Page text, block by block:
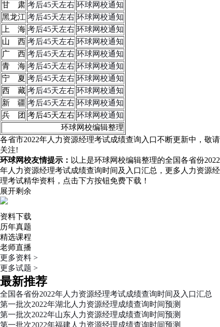
甘 肃 考后45天左右 环球网校通知
黑龙江 考后45天左右 环球网校通知
上 海 考后45天左右 环球网校通知
山 西 考后45天左右 环球网校通知
广 西 考后45天左右 环球网校通知
青 海 考后45天左右 环球网校通知
宁 夏 考后45天左右 环球网校通知
西 藏 考后45天左右 环球网校通知
新 疆 考后45天左右 环球网校通知
兵 团 考后45天左右 环球网校通知
环球网校编辑整理
各省市2022年人力资源经理考试成绩查询入口不断更新中，敬请
关注!
环球网校友情提示： 以上是环球网校编辑整理的全国各省份2022
年人力资源经理考试成绩查询时间及入口汇总，更多人力资源经
理考试精华资料，点击下方按钮免费下载！
展开剩余
资料下载
历年真题
精选课程
老师直播
更多资料 >
更多试题 >
最新推荐
全国各省份2022年人力资源经理考试成绩查询时间及入口汇总
第一批次2022年湖北人力资源经理成绩查询时间预测
第一批次2022年山东人力资源经理成绩查询时间预测
第一批次2022年福建人力资源经理成绩查询时间预测